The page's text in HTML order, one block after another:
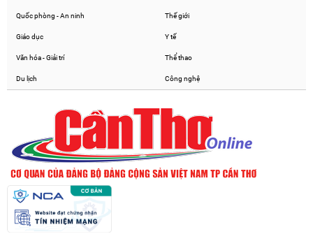
Quốc phòng - An ninh Thế giới
Giáo dục Y tế
Văn hóa - Giải trí Thể thao
Du lịch Công nghệ